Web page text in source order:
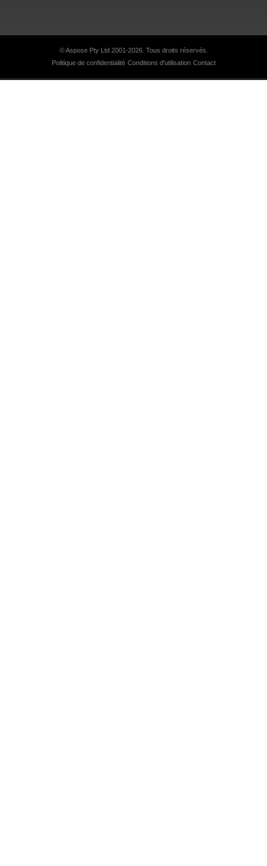
© Aspose Pty Ltd 2001-2026. Tous droits réservés.
Politique de confidentialité Conditions d'utilisation Contact